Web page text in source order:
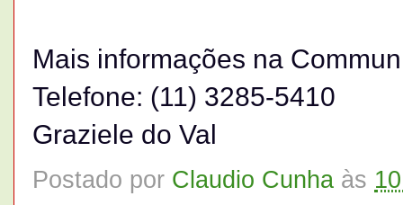
Mais informações na
Telefone: (11) 3285-5410
Graziele do Val
Postado por Claudio Cunha às